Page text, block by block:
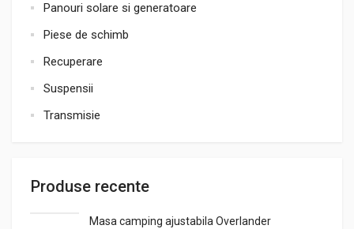
Panouri solare si generatoare
Piese de schimb
Recuperare
Suspensii
Transmisie
Produse recente
Masa camping ajustabila Overlander